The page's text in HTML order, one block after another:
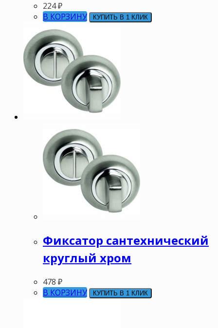
224₽
В КОРЗИНУ
КУПИТЬ В 1 КЛИК
Фиксатор сантехнический
круглый хром
478 ₽
В КОРЗИНУ
КУПИТЬ В 1 КЛИК